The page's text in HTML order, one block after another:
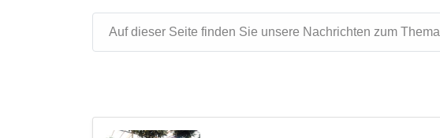
Auf dieser Seite finden Sie unsere Nachrichten zum Thema